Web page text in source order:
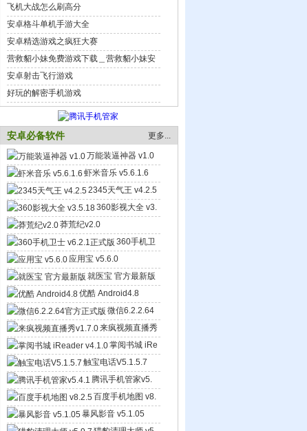
飞机大战怎么刷高分
安卓格斗单机手游大全
安卓精选游戏之疯狂大赛
营救貂小妹免费游戏下载＿营救貂小妹安
卓官方版下载
安卓射击飞行游戏
好玩的解密手机游戏
安卓必备软件 更多...
万能装逼神器 v1.0
虾米音乐 v5.6.1.6
2345天气王 v4.2.5
360影视大全 v3.
5.18
莽荒纪v2.0
360手机卫
士 v6.2.1正式版 应用宝 v5.6.0
就医宝 官方最新版
优酷 Android4.8
微信6.2.2.64
官方正式版
来疯视频直播秀
v1.7.0
掌阅书城 iRe
ader v4.1.0
触宝电话V5.1.5.7
腾讯手机管家v5.
4.1
百度手机地图 v8.
2.5
暴风影音 v5.1.05